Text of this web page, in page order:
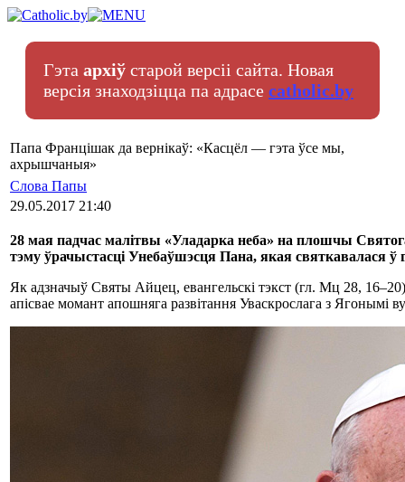
Гэта архіў старой версіі сайта. Новая
версія знаходзіцца па адрасе catholic.by
Папа Францішак да вернікаў: «Касцёл — гэта ўсе мы,
ахрышчаныя»
Слова Папы
29.05.2017 21:40
28 мая падчас малітвы «Уладарка неба» на плошчы
тэму ўрачыстасці Унебаўшэсця Пана, якая святкавалася ў
Як адзначыў Святы Айцец, евангельскі тэкст (гл. Мц 28,
апісвае момант апошняга развітання Уваскрослага з Ягонымі